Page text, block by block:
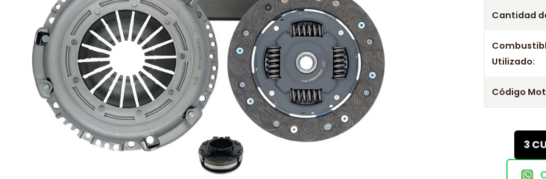
Kit
Kit
Kit
Cantidad
Utilizado:
Código
3